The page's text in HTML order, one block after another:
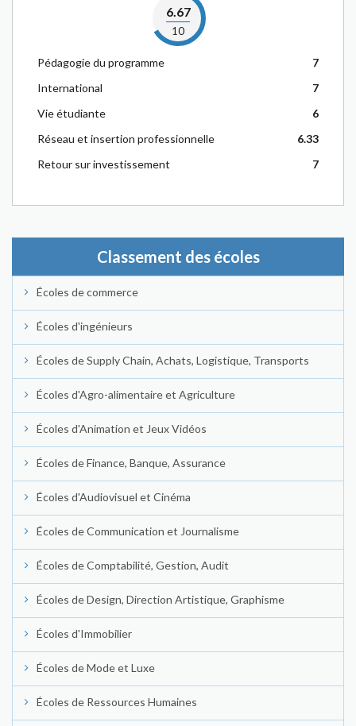
6.67
10
Pédagogie du programme
7
International
7
Vie étudiante
6
Réseau et insertion professionnelle
6.33
Retour sur investissement
7
Classement des écoles
Écoles de commerce
Écoles d'ingénieurs
Écoles de Supply Chain, Achats, Logistique, Transports
Écoles d'Agro-alimentaire et Agriculture
Écoles d'Animation et Jeux Vidéos
Écoles de Finance, Banque, Assurance
Écoles d'Audiovisuel et Cinéma
Écoles de Communication et Journalisme
Écoles de Comptabilité, Gestion, Audit
Écoles de Design, Direction Artistique, Graphisme
Écoles d'Immobilier
Écoles de Mode et Luxe
Écoles de Ressources Humaines